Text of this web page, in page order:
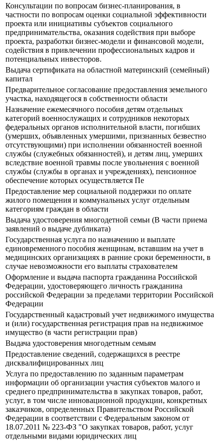
Консультации по вопросам бизнес-планирования, в
частности по вопросам оценки социальной эффективности
проекта или инициативы субъектов социального
предпринимательства, оказания содействия при выборе
проекта, разработки бизнес-модели и финансовой модели,
содействия в привлечении профессиональных кадров и
потенциальных инвесторов.
Выдача сертификата на областной материнский (семейный)
капитал
Предварительное согласование предоставления земельного
участка, находящегося в собственности области
Назначение ежемесячного пособия детям отдельных
категорий военнослужащих и сотрудников некоторых
федеральных органов исполнительной власти, погибших
(умерших, объявленных умершими, признанных безвестно
отсутствующими) при исполнении обязанностей военной
службы (служебных обязанностей), и детям лиц, умерших
вследствие военной травмы после увольнения с военной
службы (службы в органах и учреждениях), пенсионное
обеспечение которых осуществляется Пе
Предоставление мер социальной поддержки по оплате
жилого помещения и коммунальных услуг отдельным
категориям граждан в области
Выдача удостоверения многодетной семьи (В части приема
заявлений о выдаче дубликата)
Государственная услуга по назначению и выплате
единовременного пособия женщинам, вставшим на учет в
медицинских организациях в ранние сроки беременности, в
случае невозможности его выплаты страхователем
Оформление и выдача паспорта гражданина Российской
Федерации, удостоверяющего личность гражданина
российской Федерации за пределами территории Российской
Федерации
Государственный кадастровый учет недвижимого имущества
и (или) государственная регистрация прав на недвижимое
имущество (в части регистрации прав)
Выдача удостоверения многодетным семьям
Предоставление сведений, содержащихся в реестре
дисквалифицированных лиц
Услуга по предоставлению по заданным параметрам
информации об организации участия субъектов малого и
среднего предпринимательства в закупках товаров, работ,
услуг, в том числе инновационной продукции, конкретных
заказчиков, определенных Правительством Российской
Федерации в соответствии с Федеральным законом от
18.07.2011 № 223-ФЗ "О закупках товаров, работ, услуг
отдельными видами юридических лиц